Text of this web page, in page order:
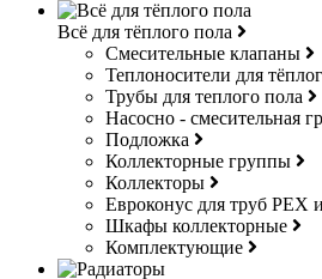
Всё для тёплого пола
Смесительные клапаны
Теплоносители для
Трубы для теплого пола
Насосно - смесительная
Подложка
Коллекторные группы
Коллекторы
Евроконус для труб РЕХ
Шкафы коллекторные
Комплектующие